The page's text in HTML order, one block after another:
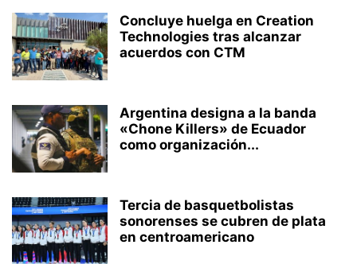
Concluye huelga en Creation
Technologies tras alcanzar
acuerdos con CTM
Argentina designa a la banda
«Chone Killers» de Ecuador
como organización...
Tercia de basquetbolistas
sonorenses se cubren de plata
en centroamericano